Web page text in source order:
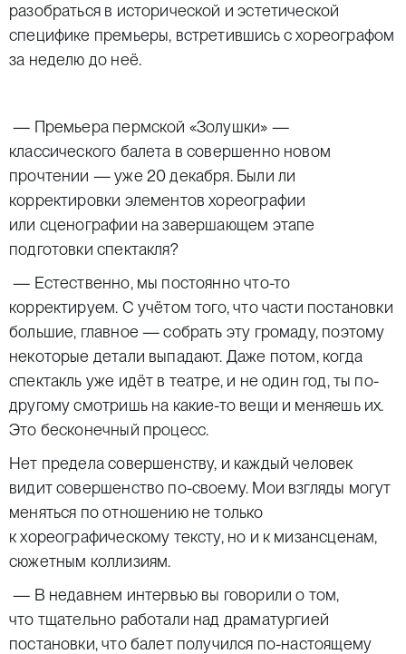
разобраться в исторической и эстетической
специфике премьеры, встретившись с хореографом
за неделю до неё.
— Премьера пермской «Золушки» —
классического балета в совершенно новом
прочтении — уже 20 декабря. Были ли
корректировки элементов хореографии
или сценографии на завершающем этапе
подготовки спектакля?
— Естественно, мы постоянно что-то
корректируем. С учётом того, что части постановки
большие, главное — собрать эту громаду, поэтому
некоторые детали выпадают. Даже потом, когда
спектакль уже идёт в театре, и не один год, ты по-
другому смотришь на какие-то вещи и меняешь их.
Это бесконечный процесс.
Нет предела совершенству, и каждый человек
видит совершенство по-своему. Мои взгляды могут
меняться по отношению не только
к хореографическому тексту, но и к мизансценам,
сюжетным коллизиям.
— В недавнем интервью вы говорили о том,
что тщательно работали над драматургией
постановки, что балет получился по-настоящему